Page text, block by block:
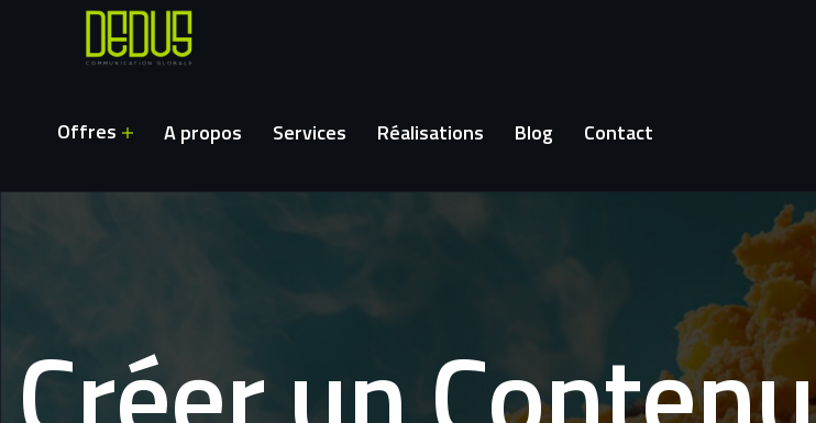
Offres A propos Services Réalisations Blog Contact